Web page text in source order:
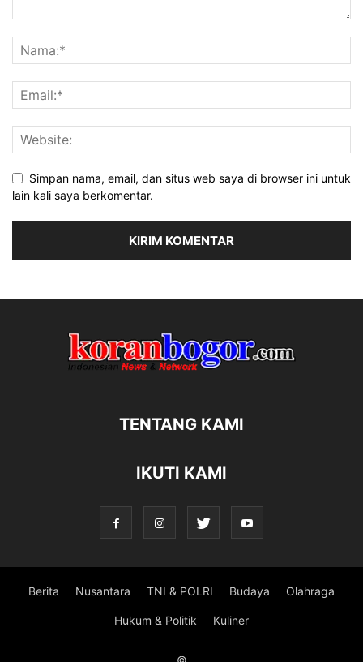
Simpan nama, email, dan situs web saya di browser ini untuk
lain kali saya berkomentar.
TENTANG KAMI
IKUTI KAMI
Berita Nusantara TNI & POLRI Budaya Olahraga
Hukum & Politik Kuliner